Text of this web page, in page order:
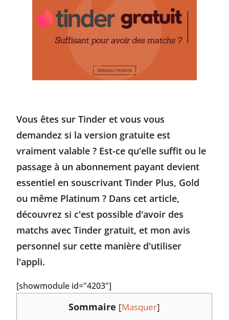
Vous êtes sur Tinder et vous vous
demandez si la version gratuite est
vraiment valable ? Est-ce qu'elle suffit ou le
passage à un abonnement payant devient
essentiel en souscrivant Tinder Plus, Gold
ou même Platinum ? Dans cet article,
découvrez si c'est possible d'avoir des
matchs avec Tinder gratuit, et mon avis
personnel sur cette manière d'utiliser
l'appli.
[showmodule id="4203"]
Sommaire [Masquer]